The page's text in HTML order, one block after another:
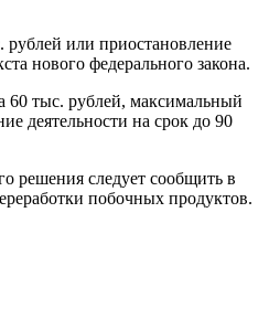
или приостановление
нового федерального закона.
60 тыс. рублей, максимальный
деятельности на срок до 90
решения следует сообщить в
побочных продуктов.